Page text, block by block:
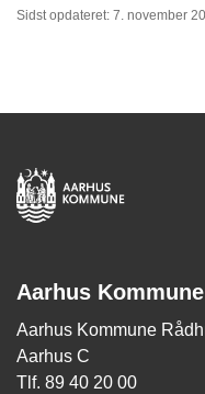
Sidst opdateret: 7. november
Aarhus Kommune
Aarhus Kommune
Aarhus C
Tlf. 89 40 20 00